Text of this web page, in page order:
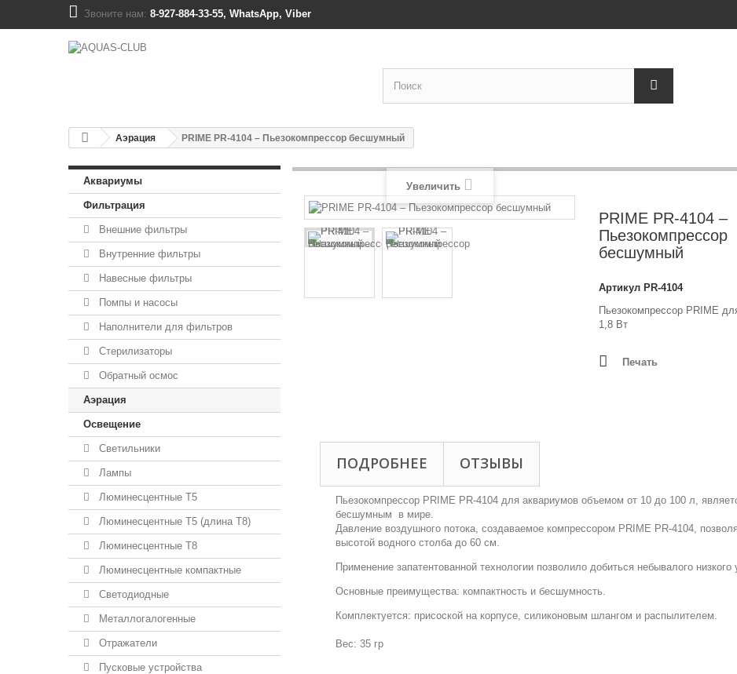
Звоните нам: 8-927-884-33-55, WhatsApp, Viber
Аэрация PRIME PR-4104 – Пьезокомпрессор бесшумный
Аквариумы
Фильтрация
Внешние фильтры
Внутренние фильтры
Навесные фильтры
Помпы и насосы
Наполнители для фильтров
Стерилизаторы
Обратный осмос
Аэрация
Освещение
Светильники
Лампы
Люминесцентные T5
Люминесцентные T5 (длина T8)
Люминесцентные T8
Люминесцентные компактные
Светодиодные
Металлогалогенные
Отражатели
Пусковые устройства
Увеличить
PRIME PR-4104 –
Пьезокомпрессор
бесшумный
Артикул PR-4104
Пьезокомпрессор PRIME
1,8 Вт
Печать
ПОДРОБНЕЕ ОТЗЫВЫ
Пьезокомпрессор PRIME PR-4104 для аквариумов объемом от 10 до 100 л,
бесшумным в мире.
Давление воздушного потока, создаваемое компрессором PRIME PR-4104,
высотой водного столба до 60 см.
Применение запатентованной технологии позволило добиться небывалого
Основные преимущества: компактность и бесшумность.
Комплектуется: присоской на корпусе, силиконовым шлангом и распылителем.
Вес: 35 гр